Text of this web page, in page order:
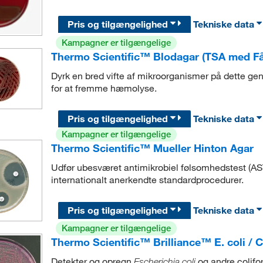
Pris og tilgængelighed Tekniske data
Kampagner er tilgængelige
Thermo Scientific™ Blodagar (TSA med
Dyrk en bred vifte af mikroorganismer på dette
for at fremme hæmolyse.
Pris og tilgængelighed Tekniske data
Kampagner er tilgængelige
Thermo Scientific™ Mueller Hinton Agar
Udfør ubesværet antimikrobiel følsomhedstest
internationalt anerkendte standardprocedurer.
Pris og tilgængelighed Tekniske data
Kampagner er tilgængelige
Thermo Scientific™ Brilliance™ E. coli /